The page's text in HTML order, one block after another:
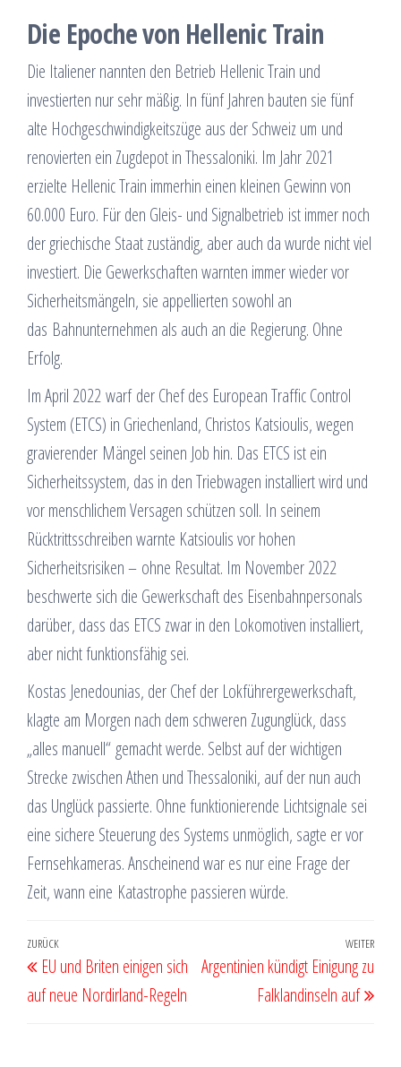
Die Epoche von Hellenic Train
Die Italiener nannten den Betrieb Hellenic Train und
investierten nur sehr mäßig. In fünf Jahren bauten sie fünf
alte Hochgeschwindigkeitszüge aus der Schweiz um und
renovierten ein Zugdepot in Thessaloniki. Im Jahr 2021
erzielte Hellenic Train immerhin einen kleinen Gewinn von
60.000 Euro. Für den Gleis- und Signalbetrieb ist immer noch
der griechische Staat zuständig, aber auch da wurde nicht viel
investiert. Die Gewerkschaften warnten immer wieder vor
Sicherheitsmängeln, sie appellierten sowohl an
das Bahnunternehmen als auch an die Regierung. Ohne
Erfolg.
Im April 2022 warf der Chef des European Traffic Control
System (ETCS) in Griechenland, Christos Katsioulis, wegen
gravierender Mängel seinen Job hin. Das ETCS ist ein
Sicherheitssystem, das in den Triebwagen installiert wird und
vor menschlichem Versagen schützen soll. In seinem
Rücktrittsschreiben warnte Katsioulis vor hohen
Sicherheitsrisiken – ohne Resultat. Im November 2022
beschwerte sich die Gewerkschaft des Eisenbahnpersonals
darüber, dass das ETCS zwar in den Lokomotiven installiert,
aber nicht funktionsfähig sei.
Kostas Jenedounias, der Chef der Lokführergewerkschaft,
klagte am Morgen nach dem schweren Zugunglück, dass
„alles manuell“ gemacht werde. Selbst auf der wichtigen
Strecke zwischen Athen und Thessaloniki, auf der nun auch
das Unglück passierte. Ohne funktionierende Lichtsignale sei
eine sichere Steuerung des Systems unmöglich, sagte er vor
Fernsehkameras. Anscheinend war es nur eine Frage der
Zeit, wann eine Katastrophe passieren würde.
Beitragsnavigation
Vorheriger
Beitrag
ZURÜCK
EU und Briten einigen sich
auf neue Nordirland-Regeln
WEITER
Argentinien kündigt Einigung zu
Falklandinseln auf